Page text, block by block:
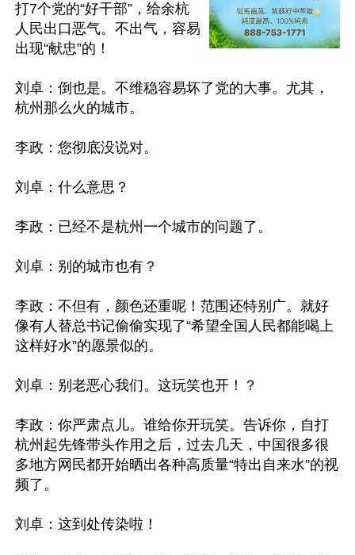
打7个党的“好干部”，给余杭
人民出口恶气。不出气，容易
出现“献忠”的！
刘卓：倒也是。不维稳容易坏了党的大事。尤其，
杭州那么火的城市。
李政：您彻底没说对。
刘卓：什么意思？
李政：已经不是杭州一个城市的问题了。
刘卓：别的城市也有？
李政：不但有，颜色还重呢！范围还特别广。就好
像有人替总书记偷偷实现了“希望全国人民都能喝上
这样好水”的愿景似的。
刘卓：别老恶心我们。这玩笑也开！？
李政：你严肃点儿。谁给你开玩笑。告诉你，自打
杭州起先锋带头作用之后，过去几天，中国很多很
多地方网民都开始晒出各种高质量“特出自来水”的视
频了。
刘卓：这到处传染啦！